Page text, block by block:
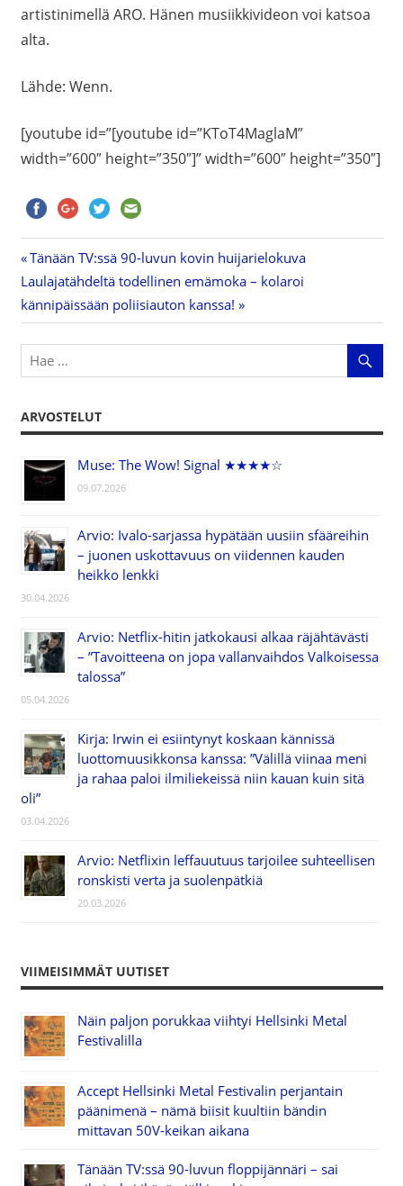
artistinimellä ARO. Hänen musiikkivideon voi katsoa
alta.
Lähde: Wenn.
[youtube id=”[youtube id=”KToT4MaglaM”
width=”600″ height=”350″]” width=”600″ height=”350″]
Artikkelien
selaus
Previous
Post:
Tänään TV:ssä 90-luvun kovin huijarielokuva
Next
Post:
Laulajatähdeltä todellinen emämoka – kolaroi
kännipäissään poliisiauton kanssa!
ARVOSTELUT
Muse: The Wow! Signal ★★★★☆
09.07.2026
Arvio: Ivalo-sarjassa hypätään uusiin sfääreihin
– juonen uskottavuus on viidennen kauden
heikko lenkki
30.04.2026
Arvio: Netflix-hitin jatkokausi alkaa räjähtävästi
– ”Tavoitteena on jopa vallanvaihdos Valkoisessa
talossa”
05.04.2026
Kirja: Irwin ei esiintynyt koskaan kännissä
luottomuusikkonsa kanssa: ”Välillä viinaa meni
ja rahaa paloi ilmiliekeissä niin kauan kuin sitä
oli”
03.04.2026
Arvio: Netflixin leffauutuus tarjoilee suhteellisen
ronskisti verta ja suolenpätkiä
20.03.2026
VIIMEISIMMÄT UUTISET
Näin paljon porukkaa viihtyi Hellsinki Metal
Festivalilla
Accept Hellsinki Metal Festivalin perjantain
päänimenä – nämä biisit kuultiin bändin
mittavan 50V-keikan aikana
Tänään TV:ssä 90-luvun floppijännäri – sai